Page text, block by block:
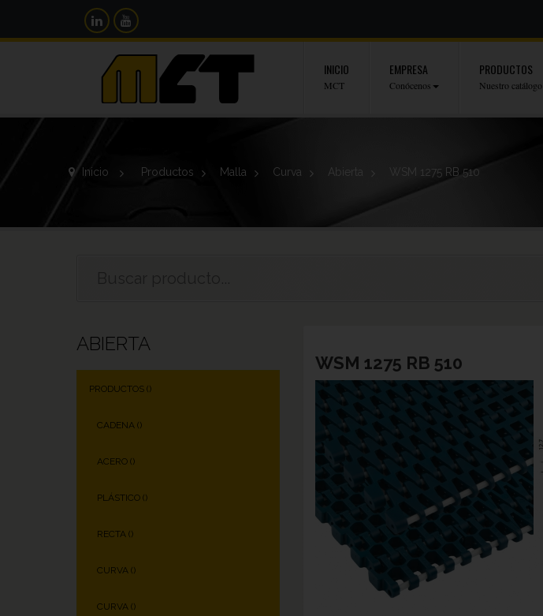
INICIO
MCT
EMPRESA
Conócenos
PRODUCTOS
Nuestro catálogo
Inicio > Productos > Malla > Curva > Abierta > WSM 1275 RB 510
ABIERTA
PRODUCTOS ()
CADENA ()
ACERO ()
PLÁSTICO ()
RECTA ()
CURVA ()
CURVA ()
WSM 1275 RB 510